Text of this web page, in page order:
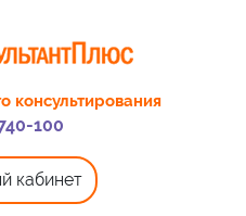
консультирования
100
кабинет